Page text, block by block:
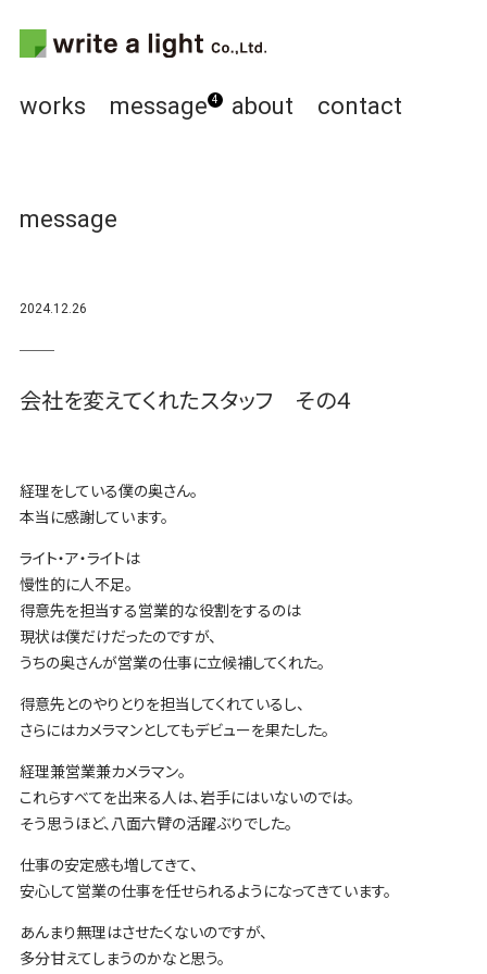
works message 4 about contact
message
2024.12.26
会社を変えてくれたスタッフ その４
経理をしている僕の奥さん。
本当に感謝しています。
ライト・ア・ライトは
慢性的に人不足。
得意先を担当する営業的な役割をするのは
現状は僕だけだったのですが、
うちの奥さんが営業の仕事に立候補してくれた。
得意先とのやりとりを担当してくれているし、
さらにはカメラマンとしてもデビューを果たした。
経理兼営業兼カメラマン。
これらすべてを出来る人は、岩手にはいないのでは。
そう思うほど、八面六臂の活躍ぶりでした。
仕事の安定感も増してきて、
安心して営業の仕事を任せられるようになってきています。
あんまり無理はさせたくないのですが、
多分甘えてしまうのかなと思う。